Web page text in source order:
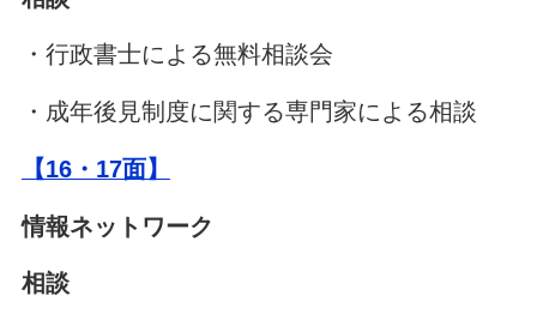
・行政書士による無料相談会
・成年後見制度に関する専門家による相談
【16・17面】
情報ネットワーク
相談